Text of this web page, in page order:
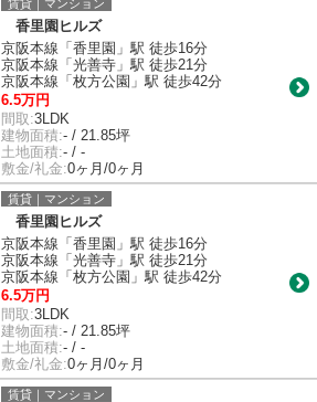
賃貸｜マンション
香里園ヒルズ
京阪本線「香里園」駅 徒歩16分
京阪本線「光善寺」駅 徒歩21分
京阪本線「枚方公園」駅 徒歩42分
6.5万円
間取:3LDK
建物面積:- / 21.85坪
土地面積:- / -
敷金/礼金:0ヶ月/0ヶ月
賃貸｜マンション
香里園ヒルズ
京阪本線「香里園」駅 徒歩16分
京阪本線「光善寺」駅 徒歩21分
京阪本線「枚方公園」駅 徒歩42分
6.5万円
間取:3LDK
建物面積:- / 21.85坪
土地面積:- / -
敷金/礼金:0ヶ月/0ヶ月
賃貸｜マンション